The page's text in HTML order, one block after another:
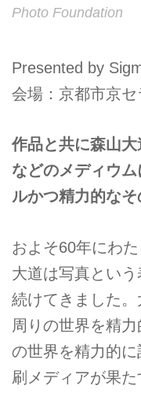
Photo Foundation
Presented by
会場：京都市京
作品と共に森山
などのメディウ
ルかつ精力的なそ
およそ60年にわ
大道は写真とい
続けてきました
周りの世界を精
の世界を精力的
刷メディアが果